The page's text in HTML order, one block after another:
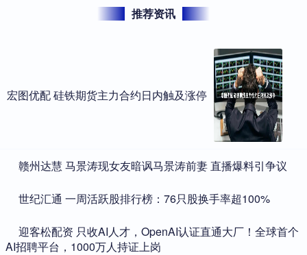
推荐资讯
宏图优配 硅铁期货主力合约日内触及涨停
​赣州达慧 马景涛现女友暗讽马景涛前妻 直播爆料引争议
​世纪汇通 一周活跃股排行榜：76只股换手率超100%
​迎客松配资 只收AI人才，OpenAI认证直通大厂！全球首个
AI招聘平台，1000万人持证上岗